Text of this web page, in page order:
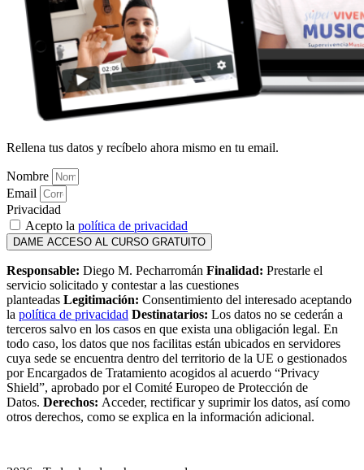
Rellena tus datos y recíbelo ahora mismo en tu email.
Nombre
Email
Privacidad
Acepto la política de privacidad
DAME ACCESO AL CURSO GRATUITO
Responsable: Diego M. Pecharromán Finalidad: Prestarle el
servicio solicitado y contestar a las cuestiones
planteadas Legitimación: Consentimiento del interesado aceptando
la política de privacidad Destinatarios: Los datos no se cederán a
terceros salvo en los casos en que exista una obligación legal. En
todo caso, los datos que nos facilitas están ubicados en servidores
cuya sede se encuentra dentro del territorio de la UE o gestionados
por Encargados de Tratamiento acogidos al acuerdo “Privacy
Shield”, aprobado por el Comité Europeo de Protección de
Datos. Derechos: Acceder, rectificar y suprimir los datos, así como
otros derechos, como se explica en la información adicional.